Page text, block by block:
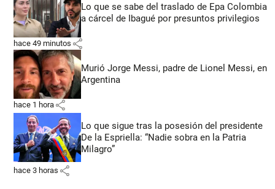
Lo que se sabe del traslado de Epa Colombia
a cárcel de Ibagué por presuntos privilegios
hace 49 minutos share
Murió Jorge Messi, padre de Lionel Messi, en
Argentina
hace 1 hora share
Lo que sigue tras la posesión del presidente
De la Espriella: “Nadie sobra en la Patria
Milagro”
hace 3 horas share